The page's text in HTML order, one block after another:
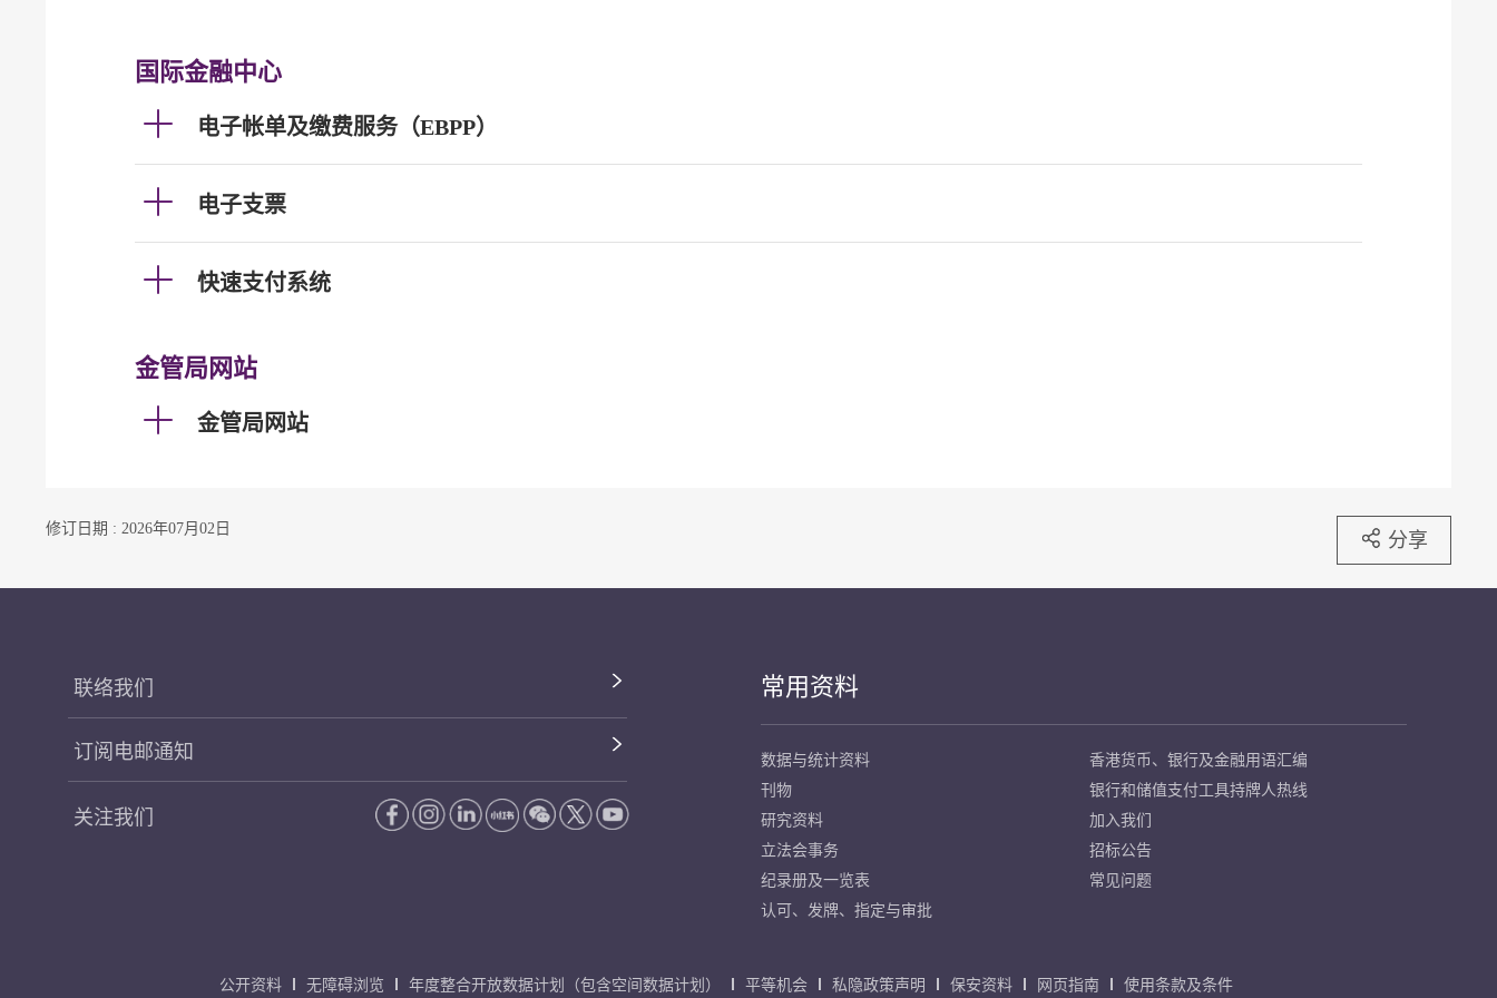
国际金融中心
电子帐单及缴费服务（EBPP）
电子支票
快速支付系统
金管局网站
金管局网站
修订日期 : 2026年07月02日 分享
联络我们
订阅电邮通知
关注我们
常用资料
数据与统计资料
刊物
研究资料
立法会事务
纪录册及一览表
认可、发牌、指定与审批
香港货币、银行及金融用语汇编
银行和储值支付工具持牌人热线
加入我们
招标公告
常见问题
公开资料 无障碍浏览 年度整合开放数据计划（包含空间数据计划） 平等机会 私隐政策声明 保安资料 网页指南 使用条款及条件